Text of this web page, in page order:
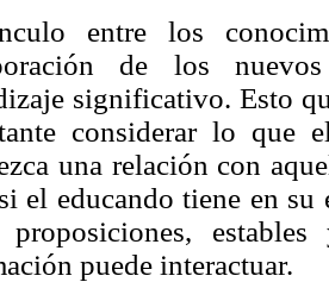
entre los
de los
significativo. Esto
considerar lo que
una relación con
el educando tiene en su
proposiciones,
puede interactuar.